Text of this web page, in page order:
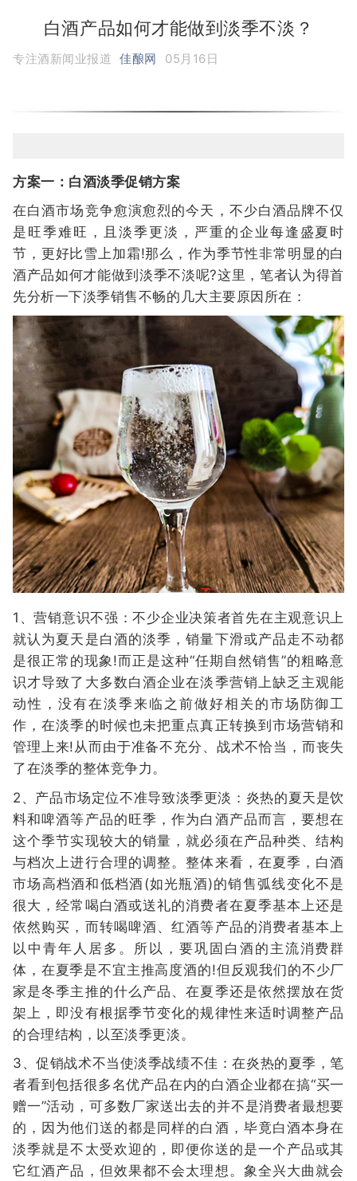
白酒产品如何才能做到淡季不淡？
专注酒新闻业报道 佳酿网 05月16日
方案一：白酒淡季促销方案
在白酒市场竞争愈演愈烈的今天，不少白酒品牌不仅
是旺季难旺，且淡季更淡，严重的企业每逢盛夏时
节，更好比雪上加霜!那么，作为季节性非常明显的白
酒产品如何才能做到淡季不淡呢?这里，笔者认为得首
先分析一下淡季销售不畅的几大主要原因所在：
1、营销意识不强：不少企业决策者首先在主观意识上
就认为夏天是白酒的淡季，销量下滑或产品走不动都
是很正常的现象!而正是这种“任期自然销售”的粗略意
识才导致了大多数白酒企业在淡季营销上缺乏主观能
动性，没有在淡季来临之前做好相关的市场防御工
作，在淡季的时候也未把重点真正转换到市场营销和
管理上来!从而由于准备不充分、战术不恰当，而丧失
了在淡季的整体竞争力。
2、产品市场定位不准导致淡季更淡：炎热的夏天是饮
料和啤酒等产品的旺季，作为白酒产品而言，要想在
这个季节实现较大的销量，就必须在产品种类、结构
与档次上进行合理的调整。整体来看，在夏季，白酒
市场高档酒和低档酒(如光瓶酒)的销售弧线变化不是
很大，经常喝白酒或送礼的消费者在夏季基本上还是
依然购买，而转喝啤酒、红酒等产品的消费者基本上
以中青年人居多。所以，要巩固白酒的主流消费群
体，在夏季是不宜主推高度酒的!但反观我们的不少厂
家是冬季主推的什么产品、在夏季还是依然摆放在货
架上，即没有根据季节变化的规律性来适时调整产品
的合理结构，以至淡季更淡。
3、促销战术不当使淡季战绩不佳：在炎热的夏季，笔
者看到包括很多名优产品在内的白酒企业都在搞“买一
赠一”活动，可多数厂家送出去的并不是消费者最想要
的，因为他们送的都是同样的白酒，毕竟白酒本身在
淡季就是不太受欢迎的，即便你送的是一个产品或其
它红酒产品，但效果都不会太理想。象全兴大曲就会